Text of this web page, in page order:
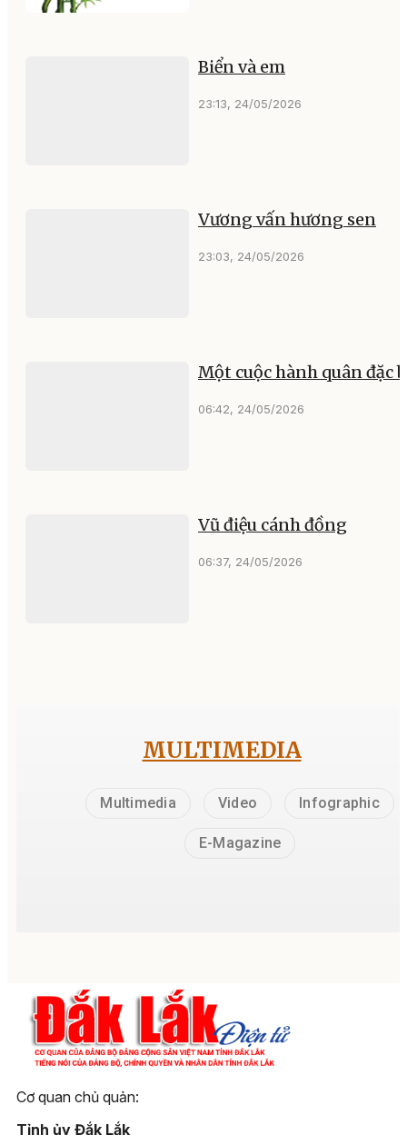
Biển và em
23:13, 24/05/2026
Vương vấn hương sen
23:03, 24/05/2026
Một cuộc hành quân đặc
06:42, 24/05/2026
Vũ điệu cánh đồng
06:37, 24/05/2026
MULTIMEDIA
Multimedia Video Infographic
E-Magazine
Cơ quan chủ quản:
Tỉnh ủy Đắk Lắk